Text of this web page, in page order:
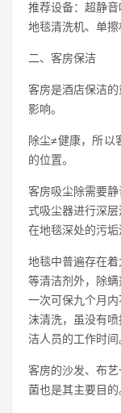
推荐设备：超静
地毯清洗机、单擦
二、客房保洁
客房是酒店保洁
影响。
除尘≠健康，所以
的位置。
客房吸尘除需要
式吸尘器进行深
在地毯深处的污垢
地毯中普遍存在
等清洁剂外，除
一次可保九个月
沫清洗，虽没有
洁人员的工作时间
客房的沙发、布
菌也是其主要目的